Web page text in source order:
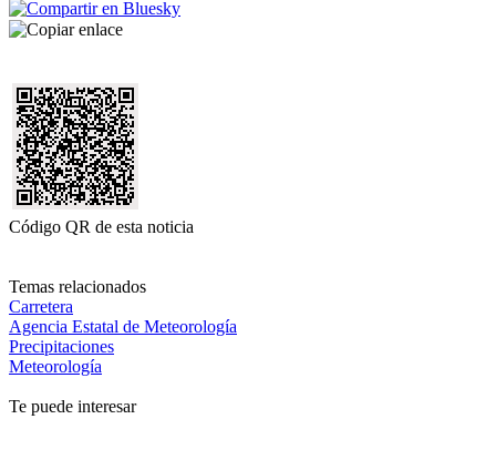
Código QR de esta noticia
Temas relacionados
Carretera
Agencia Estatal de Meteorología
Precipitaciones
Meteorología
Te puede interesar